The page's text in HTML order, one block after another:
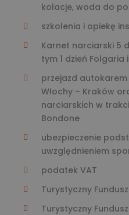
kolacje, woda do
szkolenia i opiekę
Karnet narciarski 5
tym 1 dzień Folgaria
przejazd
Włochy – Kraków
narciarskich w
Bondone
ubezpieczenie
uwzględnieniem
podatek VAT
Turystyczny
Turystyczny